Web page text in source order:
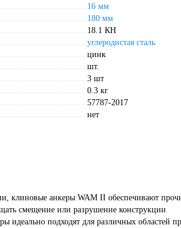
16 мм
180 мм
18.1 КН
углеродистая сталь
цинк
шт.
3 шт
0.3 кг
57787-2017
нет
клиновые анкеры WAM II обеспечивают
смещение или разрушение конструкции
идеально подходят для различных областей